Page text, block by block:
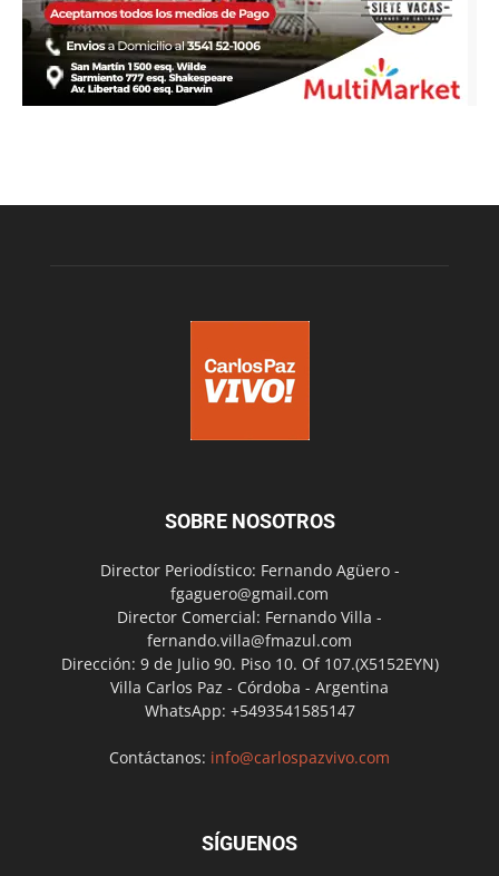
SOBRE NOSOTROS
Director Periodístico: Fernando Agüero -
fgaguero@gmail.com
Director Comercial: Fernando Villa -
fernando.villa@fmazul.com
Dirección: 9 de Julio 90. Piso 10. Of 107.(X5152EYN)
Villa Carlos Paz - Córdoba - Argentina
WhatsApp: +5493541585147
Contáctanos: info@carlospazvivo.com
SÍGUENOS